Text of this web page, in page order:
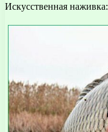
Искусственная наживка: